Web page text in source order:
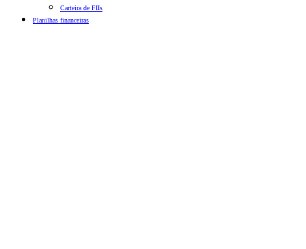
Carteira de FIIs
Planilhas financeiras